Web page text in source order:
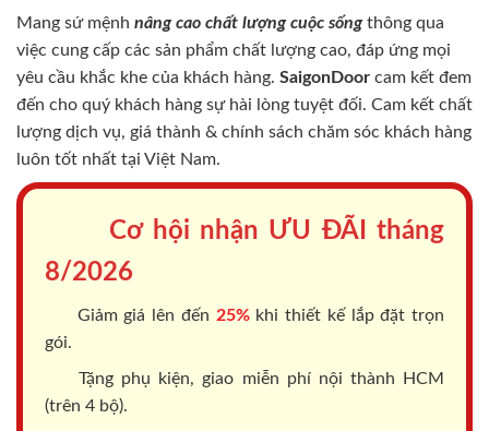
Mang sứ mệnh nâng cao chất lượng cuộc sốngthông qua
việc cung cấp các sản phẩm chất lượng cao, đáp ứng mọi
yêu cầu khắc khe của khách hàng. SaigonDoor cam kết đem
đến cho quý khách hàng sự hài lòng tuyệt đối. Cam kết chất
lượng dịch vụ, giá thành & chính sách chăm sóc khách hàng
luôn tốt nhất tại Việt Nam.
Cơ hội nhận ƯU ĐÃI tháng
8/2026
Giảm giá lên đến 25%khi thiết kế lắp đặt trọn
gói.
Tặng phụ kiện, giao miễn phí nội thành HCM
(trên 4 bộ).